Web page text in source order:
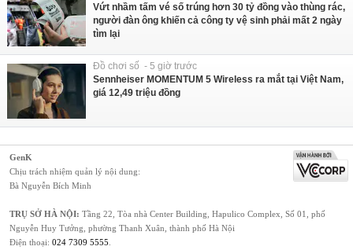
Vứt nhầm tấm vé số trúng hơn 30 tỷ đồng vào thùng rác,
người đàn ông khiến cả công ty vệ sinh phải mất 2 ngày
tìm lại
Đồ chơi số - 5 giờ trước
Sennheiser MOMENTUM 5 Wireless ra mắt tại Việt Nam,
giá 12,49 triệu đồng
GenK
Chịu trách nhiệm quản lý nội dung:
Bà Nguyễn Bích Minh
TRỤ SỞ HÀ NỘI: Tầng 22, Tòa nhà Center Building, Hapulico Complex, Số 01, phố
Nguyễn Huy Tưởng, phường Thanh Xuân, thành phố Hà Nội
Điện thoại: 024 7309 5555